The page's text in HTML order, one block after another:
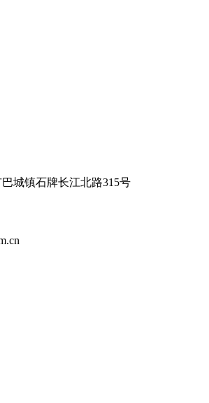
城镇石牌长江北路315号